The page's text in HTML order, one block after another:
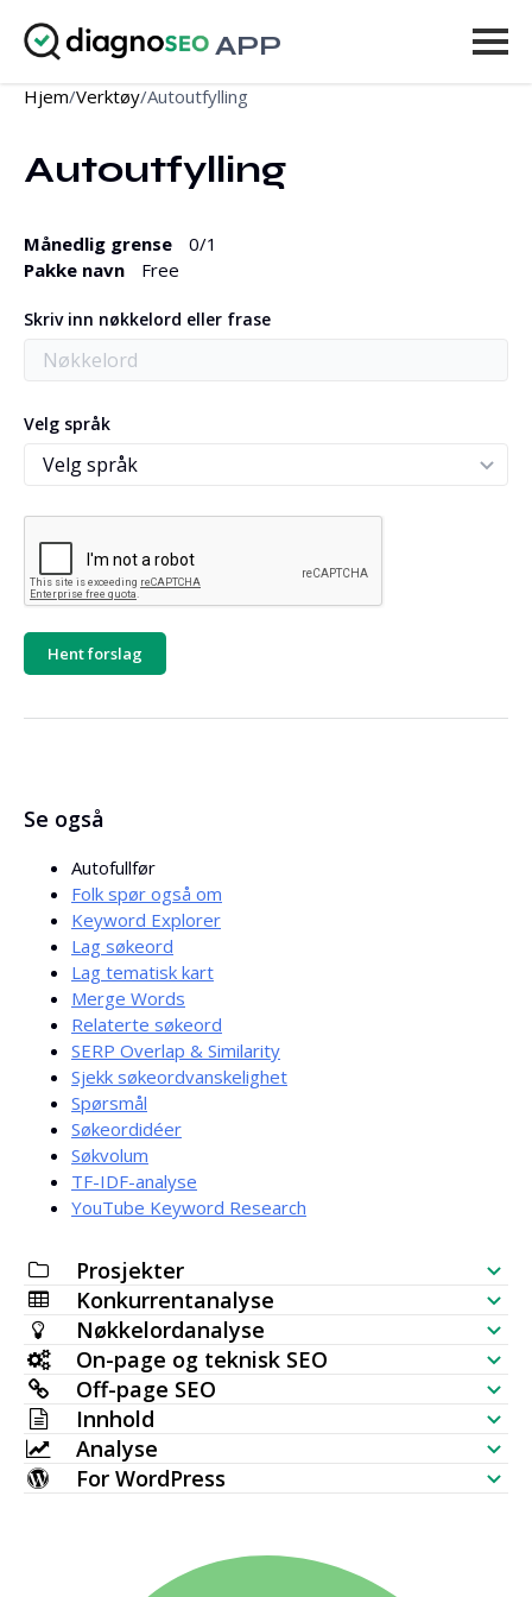
APP
Verktøy
Priser
Logg inn
Hjem/Verktøy/Autoutfylling
Autoutfylling
Månedlig grense 0/1
Pakke navn
Free
Skriv inn nøkkelord eller frase
Velg språk
Hent forslag
Se også
Autofullfør
Folk spør også om
Keyword Explorer
Lag søkeord
Lag tematisk kart
Merge Words
Relaterte søkeord
SERP Overlap & Similarity
Sjekk søkeordvanskelighet
Spørsmål
Søkeordidéer
Søkvolum
TF-IDF-analyse
YouTube Keyword Research
Prosjekter
SEO-sjekkliste
Konkurrentanalyse
Synlighetssjekk for nettsted
SERP-analyse
Nøkkelordanalyse
Nøkkelordgenerator
Bulk-søkvolumsjekk
Nøkkelordidéer (Live data)
On-page og teknisk SEO
SEO-revisjon
Nøkkelordplassering
HTTP-forespørsel
Off-page SEO
Tilbakekoblingssjekk
Mest lenkede sider
Tapte tilbakekoblinger
Innhold
AI-artikkelgenerator
Meta-tag generator
Analyse
Sjekk av nøkkelordrangering
For WordPress
Multi WordPress-tema